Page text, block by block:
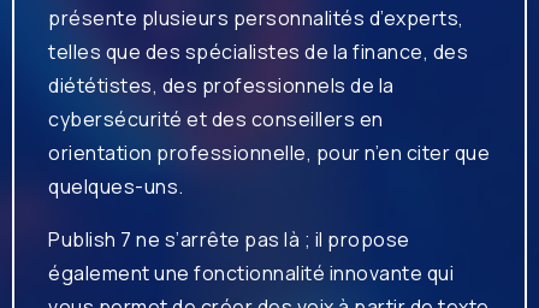
présente plusieurs personnalités d’experts,
telles que des spécialistes de la finance, des
diététistes, des professionnels de la
cybersécurité et des conseillers en
orientation professionnelle, pour n’en citer que
quelques-uns.
Publish 7 ne s’arrête pas là ; il propose
également une fonctionnalité innovante qui